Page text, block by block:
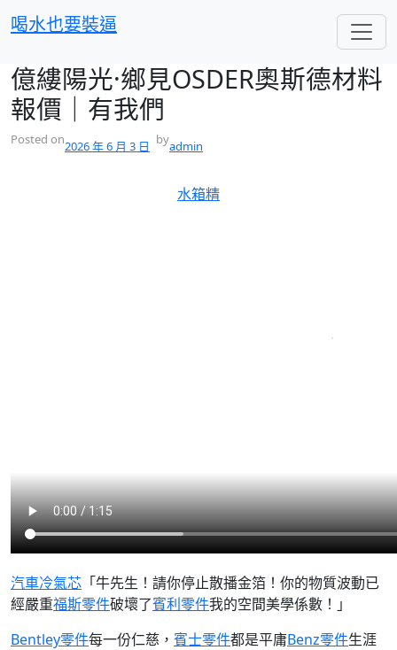
至
要
容
喝水也要裝逼
億縷陽光·鄉見OSDER奧斯德材料
報價｜有我們
Posted on2026 年 6 月 3 日 byadmin
水箱精
汽車冷氣芯 「牛先生！請你停止散播金箔！你的物質波動已
經嚴重福斯零件破壞了賓利零件我的空間美學係數！」
Bentley零件每一份仁慈， 賓士零件都是平庸Benz零件生涯